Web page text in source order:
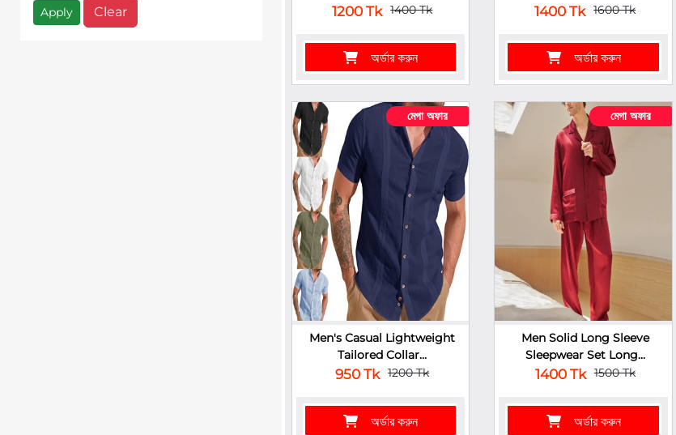
Apply Clear 1200 Tk 1400 Tk
অর্ডার করুন
1400 Tk 1600 Tk
অর্ডার করুন
মেগা অফার
Men's Casual Lightweight
Tailored Collar...
950 Tk 1200 Tk
অর্ডার করুন
মেগা অফার
Men Solid Long Sleeve
Sleepwear Set Long...
1400 Tk 1500 Tk
অর্ডার করুন